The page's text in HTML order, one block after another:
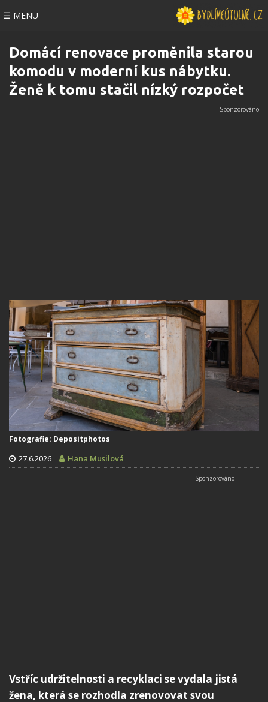
☰ MENU
Domácí renovace proměnila starou
komodu v moderní kus nábytku.
Ženě k tomu stačil nízký rozpočet
Fotografie: Depositphotos
27.6.2026 Hana Musilová
Vstříc udržitelnosti a recyklaci se vydala jistá
žena, která se rozhodla zrenovovat svou